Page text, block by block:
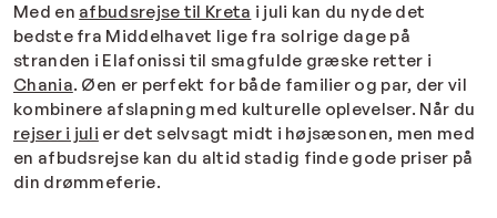
Med en afbudsrejse til Kreta i juli kan du nyde det
bedste fra Middelhavet lige fra solrige dage på
stranden i Elafonissi til smagfulde græske retter i
Chania. Øen er perfekt for både familier og par, der vil
kombinere afslapning med kulturelle oplevelser. Når du
rejser i juli er det selvsagt midt i højsæsonen, men med
en afbudsrejse kan du altid stadig finde gode priser på
din drømmeferie.